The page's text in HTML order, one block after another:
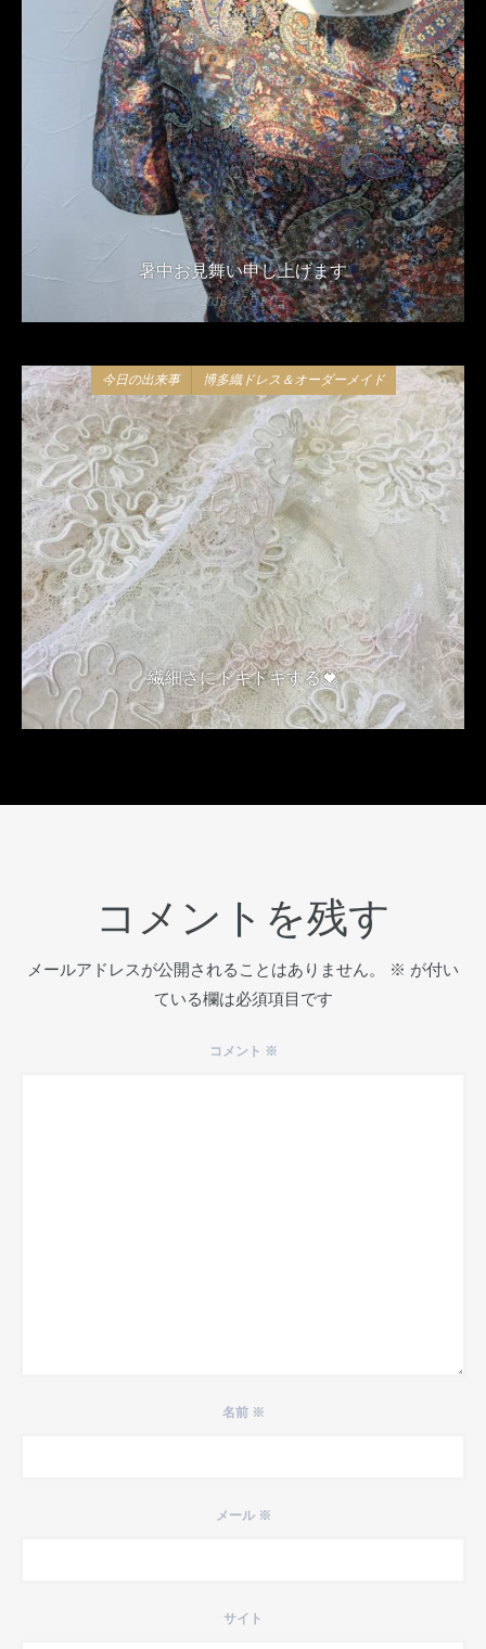
暑中お見舞い申し上げます
2018年7月13日
今日の出来事 博多織ドレス＆オーダーメイド
繊細さにドキドキする💓
2018年4月6日
コメントを残す
メールアドレスが公開されることはありません。 ※ が付い
ている欄は必須項目です
コメント ※
名前 ※
メール ※
サイト